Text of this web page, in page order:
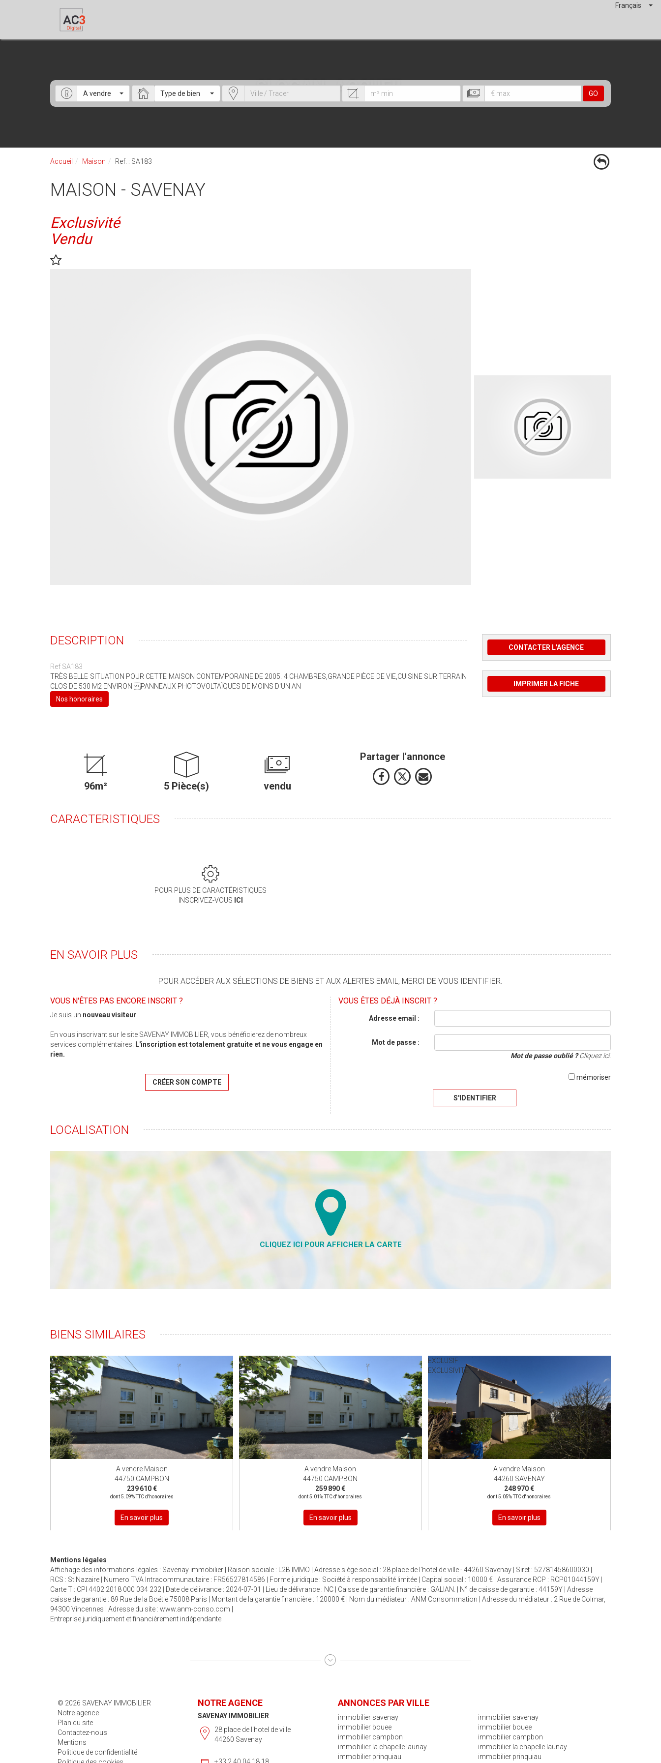
Français
SLOGAN_ACCUEIL
A vendre Type de bien GO
Accueil Maison Ref. : SA183
MAISON - SAVENAY
Exclusivité
Vendu
DESCRIPTION
Ref SA183
TRÈS BELLE SITUATION POUR CETTE MAISON CONTEMPORAINE DE 2005. 4 CHAMBRES,GRANDE PIÈCE DE VIE,CUISINE SUR TERRAIN
CLOS DE 530 M2 ENVIRON PANNEAUX PHOTOVOLTAÏQUES DE MOINS D'UN AN
Nos honoraires
96m² 5 Pièce(s) vendu
Partager l'annonce
CONTACTER L'AGENCE
IMPRIMER LA FICHE
CARACTERISTIQUES
POUR PLUS DE CARACTÉRISTIQUES
INSCRIVEZ-VOUS ICI
EN SAVOIR PLUS
POUR ACCÉDER AUX SÉLECTIONS DE BIENS ET AUX ALERTES EMAIL, MERCI DE VOUS IDENTIFIER.
VOUS N'ÊTES PAS ENCORE INSCRIT ?
Je suis un nouveau visiteur.
En vous inscrivant sur le site SAVENAY IMMOBILIER, vous bénéficierez de nombreux
services complémentaires. L'inscription est totalement gratuite et ne vous engage en
rien.
CRÉER SON COMPTE
VOUS ÊTES DÉJÀ INSCRIT ?
Adresse email :
Mot de passe :
Mot de passe oublié ?Cliquez ici.
mémoriser
S'IDENTIFIER
LOCALISATION
BIENS SIMILAIRES
EXCLUSIF
EXCLUSIVITÉ
A vendre Maison
44750 CAMPBON
239 610 €
dont 5.09% TTC d'honoraires
En savoir plus
EXCLUSIF
EXCLUSIVITÉ
A vendre Maison
44750 CAMPBON
259 890 €
dont 5.01% TTC d'honoraires
En savoir plus
EXCLUSIF
EXCLUSIVITÉ
A vendre Maison
44260 SAVENAY
248 970 €
dont 5.05% TTC d'honoraires
En savoir plus
Mentions légales
Affichage des informations légales : Savenay immobilier | Raison sociale : L2B IMMO | Adresse siège social : 28 place de l'hotel de ville - 44260 Savenay | Siret : 52781458600030 |
RCS : St Nazaire | Numero TVA Intracommunautaire : FR56527814586 | Forme juridique : Société à responsabilité limitée | Capital social : 10000 € | Assurance RCP : RCP01044159Y |
Carte T : CPI 4402 2018 000 034 232 | Date de délivrance : 2024-07-01 | Lieu de délivrance : NC | Caisse de garantie financière : GALIAN. | N° de caisse de garantie : 44159Y | Adresse
caisse de garantie : 89 Rue de la Boétie 75008 Paris | Montant de la garantie financière : 120000 € | Nom du médiateur : ANM Consommation | Adresse du médiateur : 2 Rue de Colmar,
94300 Vincennes | Adresse du site : www.anm-conso.com
Entreprise juridiquement et financièrement indépendante
© 2026 SAVENAY IMMOBILIER
Notre agence
Plan du site
Contactez-nous
Mentions
Politique de confidentialité
NOTRE AGENCE
SAVENAY IMMOBILIER
28 place de l'hotel de ville
44260 Savenay
ANNONCES PAR VILLE
immobilier savenay
immobilier bouee
immobilier campbon
immobilier la chapelle launay
immobilier prinquiau
immobilier savenay
immobilier bouee
immobilier campbon
immobilier la chapelle launay
immobilier prinquiau